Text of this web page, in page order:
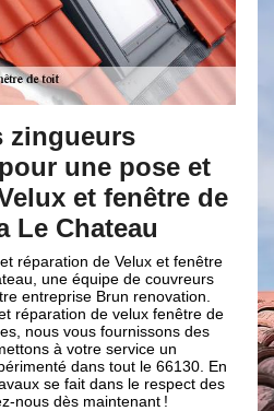
pose et
fenêtre de
Velux et fenêtre
de couvreurs
renovation.
velux fenêtre de
fournissons des
service un
tout le 66130. En
le respect des
!
Les avantages et
importants sur le
et réparation de
comparaison est
Néanmoins, notre
une offre avec
Le cout de notre
de l’installation,
négociation